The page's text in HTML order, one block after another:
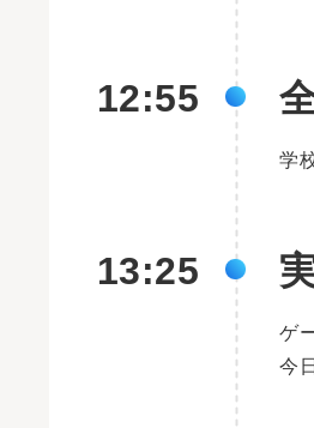
12:55
学
13:25
ゲ
今